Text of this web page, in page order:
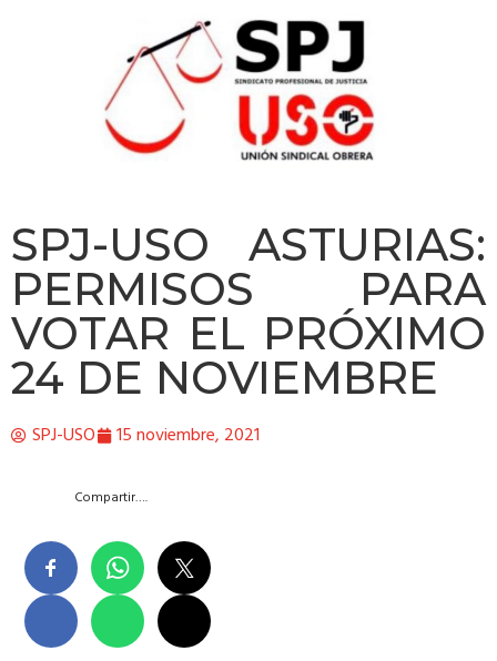
SPJ-USO ASTURIAS:
PERMISOS PARA
VOTAR EL PRÓXIMO
24 DE NOVIEMBRE
SPJ-USO 15 noviembre, 2021
Compartir….